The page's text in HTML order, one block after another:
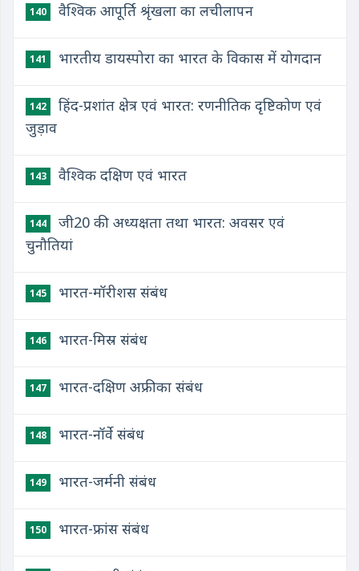
140 वैश्विक आपूर्ति श्रृंखला का लचीलापन
141 भारतीय डायस्पोरा का भारत के विकास में योगदान
142
हिंद-प्रशांत क्षेत्र एवं भारत: रणनीतिक दृष्टिकोण एवं
जुड़ाव
143 वैश्विक दक्षिण एवं भारत
144
जी20 की अध्यक्षता तथा भारत: अवसर एवं
चुनौतियां
145 भारत-मॉरीशस संबंध
146 भारत-मिस्र संबंध
147 भारत-दक्षिण अफ्रीका संबंध
148 भारत-नॉर्वे संबंध
149 भारत-जर्मनी संबंध
150 भारत-फ्रांस संबंध